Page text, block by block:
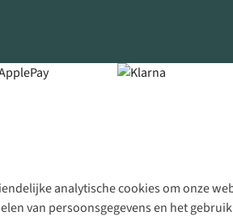
analytische cookies om onze
van persoonsgegevens en het